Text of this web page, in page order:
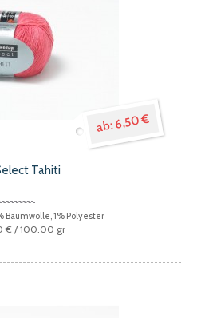
6,50 €
Tahiti
Baumwolle, 1% Polyester
€ / 100.00 gr